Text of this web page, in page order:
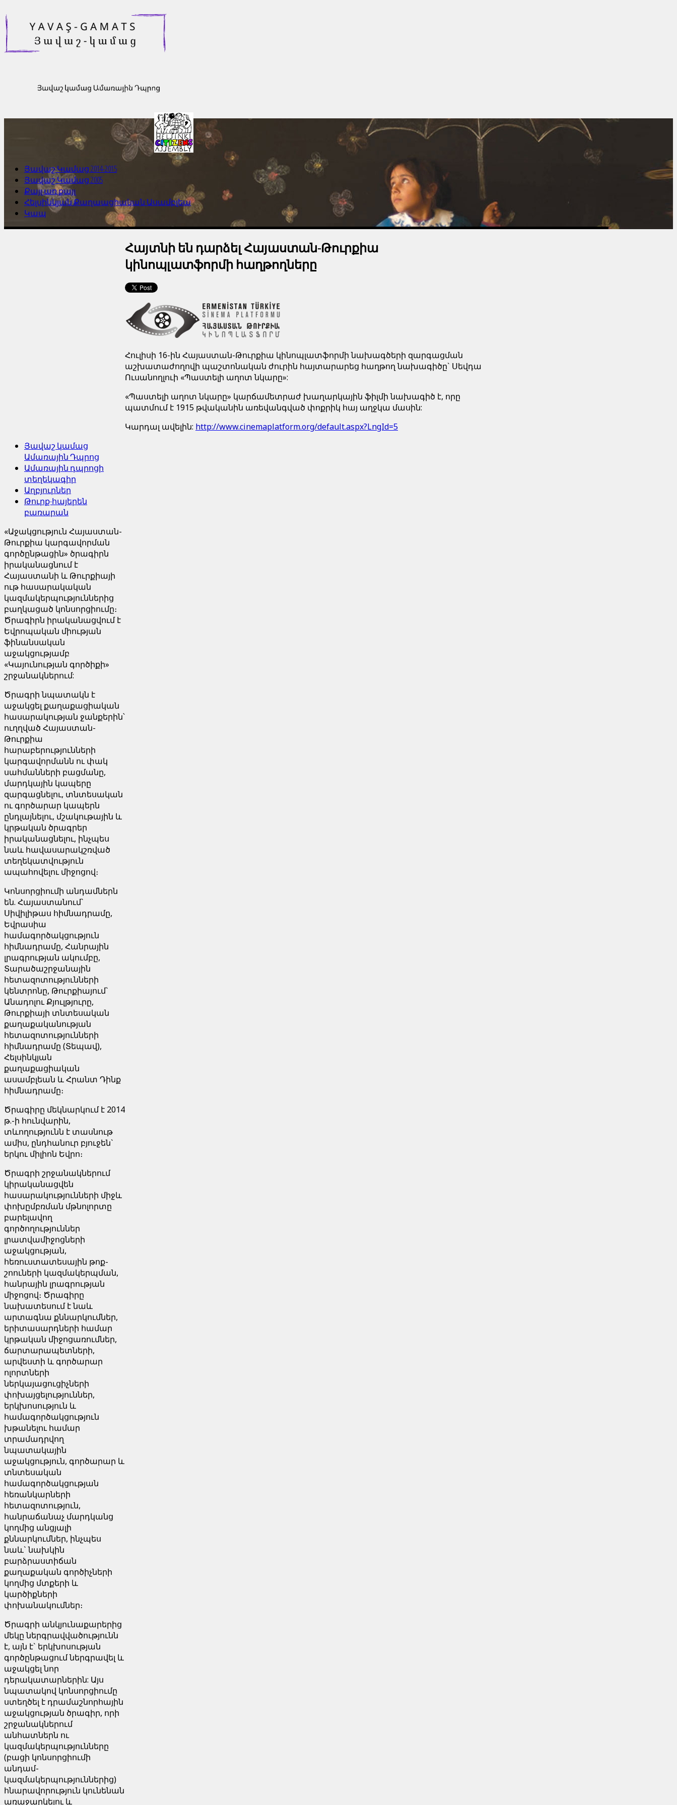
Յավաշ Կամաց 2014-2015
Յավաշ Կամաց 2005
Քայլ առ քայլ
Հելսինկյան Քաղաացիական Ասամբլեա
Կապ
Հայտնի են դարձել Հայաստան-Թուրքիա
կինոպլատֆորմի հաղթողները
Հուլիսի 16- ին Հայաստան-Թուրքիա կինոպլատֆորմի նախագծերի զարգացման
աշխատաժողովի պաշտոնական ժուրին հայտարարեց հաղթող նախագիծը` Սեվդա
Ուսանողլուի «Պաստելի աղոտ նկարը»:
«Պաստելի աղոտ նկարը» կարճամետրաժ խաղարկային ֆիլմի նախագիծ է, որը
պատմում է 1915 թվականին առեվանգված փոքրիկ հայ աղջկա մասին:
Կարդալ ավելին: http://www.cinemaplatform.org/default.aspx?LngId=5
Յավաշ կամաց
Ամառային Դպրոց
Ամառային դպրոցի
տեղեկագիր
Աղբյուրներ
Թուրք-հայերեն
բառարան
«Աջակցություն Հայաստան-
Թուրքիա կարգավորման
գործընթացին» ծրագիրն
իրականացնում է
Հայաստանի և Թուրքիայի
ութ հասարակական
կազմակերպություններից
բաղկացած կոնսորցիումը։
Ծրագիրն իրականացվում է
Եվրոպական միության
ֆինանսական
աջակցությամբ
«Կայունության գործիքի»
շրջանակներում:
Ծրագրի նպատակն է
աջակցել քաղաքացիական
հասարակության ջանքերին՝
ուղղված Հայաստան-
Թուրքիա
հարաբերությունների
կարգավորմանն ու փակ
սահմանների բացմանը,
մարդկային կապերը
զարգացնելու, տնտեսական
ու գործարար կապերն
ընդլայնելու, մշակութային և
կրթական ծրագրեր
իրականացնելու, ինչպես
նաև հավասարակշռված
տեղեկատվություն
ապահովելու միջոցով։
Կոնսորցիումի անդամներն
են. Հայաստանում`
Սիվիլիթաս հիմնադրամը,
Եվրասիա
համագործակցություն
հիմնադրամը, Հանրային
լրագրության ակումբը,
Տարածաշրջանային
հետազոտությունների
կենտրոնը, Թուրքիայում`
Անադոլու Քյուլթյուրը,
Թուրքիայի տնտեսական
քաղաքականության
հետազոտությունների
հիմնադրամը (Տեպավ),
Հելսինկյան
քաղաքացիական
ասամբլեան և Հրանտ Դինք
հիմնադրամը։
Ծրագիրը մեկնարկում է 2014
թ.-ի հունվարին,
տևողությունն է տասնութ
ամիս, ընդհանուր բյուջեն`
երկու միլիոն Եվրո։
Ծրագրի շրջանակներում
կիրականացվեն
հասարակությունների միջև
փոխըմբռման մթնոլորտը
բարելավող
գործողություններ
լրատվամիջոցների
աջակցության,
հեռուստատեսային թոք-
շոուների կազմակերպման,
հանրային լրագրության
միջոցով։ Ծրագիրը
նախատեսում է նաև
արտագնա քննարկումներ,
երիտասարդների համար
կրթական միջոցառումներ,
ճարտարապետների,
արվեստի և գործարար
ոլորտների
ներկայացուցիչների
փոխայցելություններ,
երկխոսություն և
համագործակցություն
խթանելու համար
տրամադրվող
նպատակային
աջակցություն, գործարար և
տնտեսական
համագործակցության
հեռանկարների
հետազոտություն,
հանրաճանաչ մարդկանց
կողմից անցյալի
քննարկումներ, ինչպես
նաև` նախկին
բարձրաստիճան
քաղաքական գործիչների
կողմից մտքերի և
կարծիքների
փոխանակումներ։
Ծրագրի անկյունաքարերից
մեկը ներգրավվածությունն
է, այն է` երկխոսության
գործընթացում ներգրավել և
աջակցել նոր
դերակատարներին: Այս
նպատակով կոնսորցիումը
ստեղծել է դրամաշնորհային
աջակցության ծրագիր, որի
շրջանակներում
անհատներն ու
կազմակերպությունները
(բացի կոնսորցիումի
անդամ-
կազմակերպություններից)
հնարավորություն կունենան
առաջարկելու և